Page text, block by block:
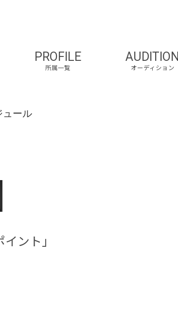
PROFILE
所属一覧
AUDITION
オーディション
ュール
ント」